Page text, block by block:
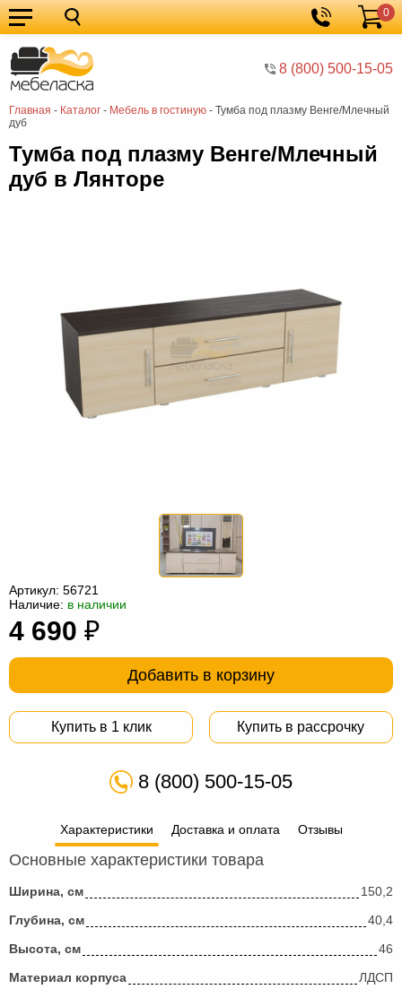
8 (800) 500-15-05
Корзина
0
Главная - Каталог - Мебель в гостиную - Тумба под плазму Венге/Млечный
дуб
Кухонные
гарнитуры
Мебель
для
кухни
Мебель
для
спальни
Кровати
Шкафы
Диваны
гостиную
прихожей
мешки
Мебель
из
ротанга
Садовая
мебель
Косметологическое
оборудование
Тумба под плазму Венге/Млечный
дуб в Лянторе
Артикул: 56721
Наличие: в наличии
4 690 ₽
Добавить в корзину
Купить в 1 клик Купить в рассрочку
8 (800) 500-15-05
Характеристики Доставка и оплата Отзывы
Основные характеристики товара
Ширина, см
150,2
Глубина, см
40,4
Высота, см
46
Материал корпуса
ЛДСП